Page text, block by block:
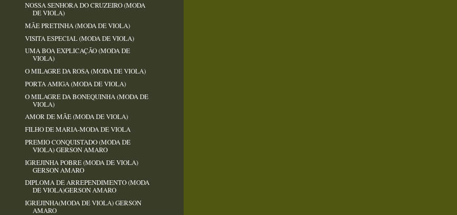
NOSSA SENHORA DO CRUZEIRO (MODA
DE VIOLA)
MÃE PRETINHA (MODA DE VIOLA)
VISITA ESPECIAL (MODA DE VIOLA)
UMA BOA EXPLICAÇÃO (MODA DE
VIOLA)
O MILAGRE DA ROSA (MODA DE VIOLA)
PORTA AMIGA (MODA DE VIOLA)
O MILAGRE DA BONEQUINHA (MODA DE
VIOLA)
AMOR DE MÃE (MODA DE VIOLA)
FILHO DE MARIA-MODA DE VIOLA
PREMIO CONQUISTADO (MODA DE
VIOLA) GERSON AMARO
IGREJINHA POBRE (MODA DE VIOLA)
GERSON AMARO
DIPLOMA DE ARREPENDIMENTO (MODA
DE VIOLA)GERSON AMARO
IGREJINHA(MODA DE VIOLA) GERSON
AMARO